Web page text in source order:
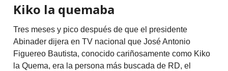
Kiko la quemaba
Tres meses y pico después de que el presidente
Abinader dijera en TV nacional que José Antonio
Figuereo Bautista, conocido cariñosamente como Kiko
la Quema, era la persona más buscada de RD, el